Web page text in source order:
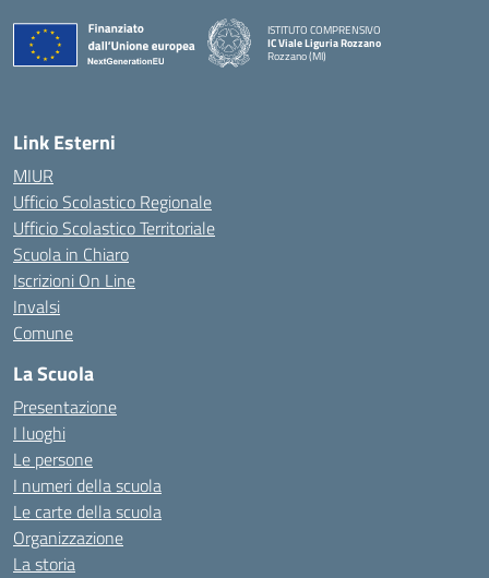
ISTITUTO COMPRENSIVO
IC Viale Liguria Rozzano
Rozzano (MI)
Link Esterni
MIUR
Ufficio Scolastico Regionale
Ufficio Scolastico Territoriale
Scuola in Chiaro
Iscrizioni On Line
Invalsi
Comune
La Scuola
Presentazione
I luoghi
Le persone
I numeri della scuola
Le carte della scuola
Organizzazione
La storia